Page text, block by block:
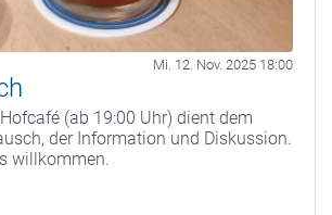
Mi. 12. Nov. 2025 18:00
(ab 19:00 Uhr) dient dem
der Information und Diskussion.
willkommen.